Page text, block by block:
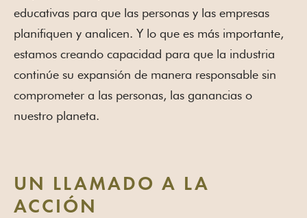
educativas para que las personas y las empresas
planifiquen y analicen. Y lo que es más importante,
estamos creando capacidad para que la industria
continúe su expansión de manera responsable sin
comprometer a las personas, las ganancias o
nuestro planeta.
UN LLAMADO A LA
ACCIÓN